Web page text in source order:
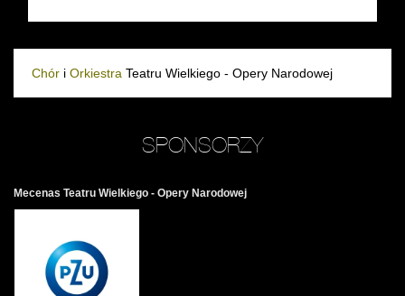
Chór i Orkiestra Teatru Wielkiego - Opery Narodowej
SPONSORZY
Mecenas Teatru Wielkiego - Opery Narodowej